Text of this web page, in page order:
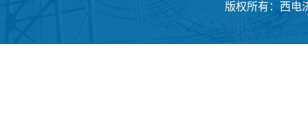
版权所有：西电